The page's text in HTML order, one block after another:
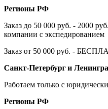
Регионы РФ
Заказ до 50 000 руб. - 2000
компании с экспедированием
Заказ от 50 000 руб. -
Санкт-Петербург и
Работаем только с
Регионы РФ